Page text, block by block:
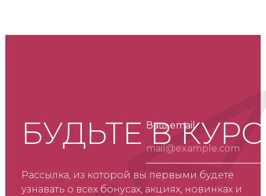
БУДЬТЕ В
Рассылка, из которой вы первыми будете
узнавать о всех бонусах, акциях, новинках и
Ваш email